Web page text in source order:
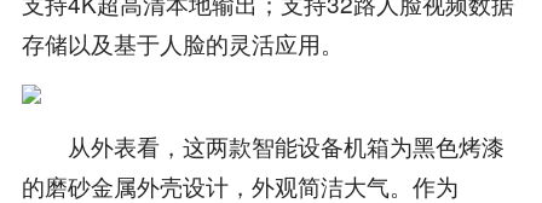
存储以及基于人脸的灵活应用。
从外表看，这两款智能设备机箱为黑色烤漆
的磨砂金属外壳设计，外观简洁大气。作为